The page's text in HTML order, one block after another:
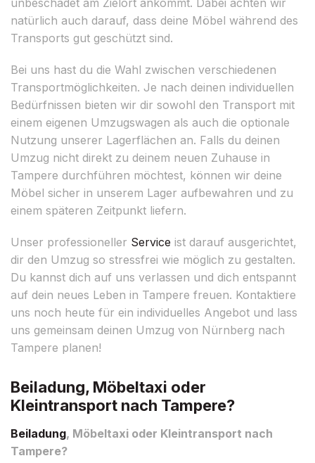
natürlich auch darauf, dass deine Möbel während des
Transports gut geschützt sind.
Bei uns hast du die Wahl zwischen verschiedenen
Transportmöglichkeiten. Je nach deinen individuellen
Bedürfnissen bieten wir dir sowohl den Transport mit
einem eigenen Umzugswagen als auch die optionale
Nutzung unserer Lagerflächen an. Falls du deinen
Umzug nicht direkt zu deinem neuen Zuhause in
Tampere durchführen möchtest, können wir deine
Möbel sicher in unserem Lager aufbewahren und zu
einem späteren Zeitpunkt liefern.
Unser professioneller Service ist darauf ausgerichtet,
dir den Umzug so stressfrei wie möglich zu gestalten.
Du kannst dich auf uns verlassen und dich entspannt
auf dein neues Leben in Tampere freuen. Kontaktiere
uns noch heute für ein individuelles Angebot und lass
uns gemeinsam deinen Umzug von Nürnberg nach
Tampere planen!
Beiladung, Möbeltaxi oder
Kleintransport nach Tampere?
Beiladung, Möbeltaxi oder Kleintransport nach
Tampere?